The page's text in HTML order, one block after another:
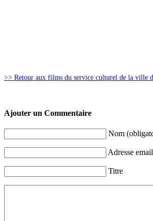
>> Retour aux films du service culturel de la ville
Ajouter un Commentaire
Nom
Adresse email
Titre